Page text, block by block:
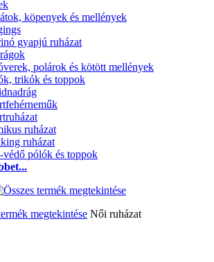
köpenyek és mellények
gyapjú ruházat
polárok és kötött mellények
trikók és toppok
ruházat
ruházat
pólók és toppok
megtekintése Női ruházat